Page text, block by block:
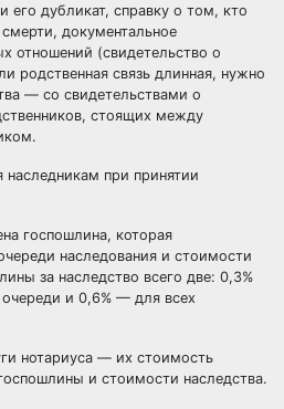
его дубликат, справку о том, кто
документальное
отношений (свидетельство о
родственная связь длинная, нужно
— со свидетельствами о
стоящих между
наследникам при принятии
госпошлина, которая
наследования и стоимости
за наследство всего две: 0,3%
и 0,6% — для всех
нотариуса — их стоимость
и стоимости наследства.